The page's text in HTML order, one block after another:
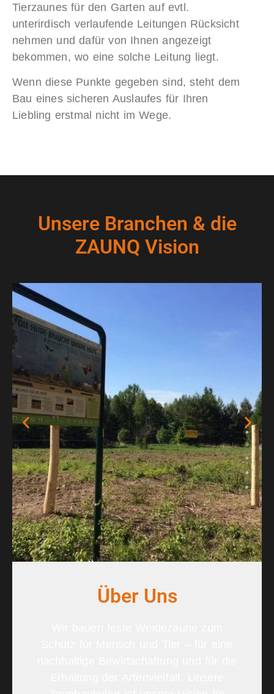
Tierzaunes für den Garten auf evtl.
unterirdisch verlaufende Leitungen Rücksicht
nehmen und dafür von Ihnen angezeigt
bekommen, wo eine solche Leitung liegt.
Wenn diese Punkte gegeben sind, steht dem
Bau eines sicheren Auslaufes für Ihren
Liebling erstmal nicht im Wege.
Unsere Branchen & die
ZAUNQ Vision
Beratung, Planung, Realisierung von
Über Uns